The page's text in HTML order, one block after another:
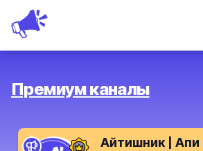
Премиум каналы
Айтишник | Апи |